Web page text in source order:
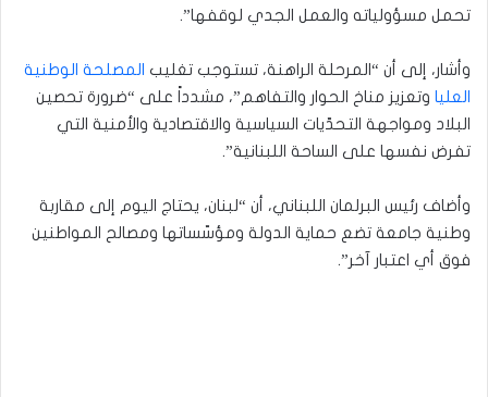
تحمل مسؤولياته والعمل الجدي لوقفها”.
وأشار، إلى أن “المرحلة الراهنة، تستوجب تغليب المصلحة الوطنية
العليا وتعزيز مناخ الحوار والتفاهم”، مشدداً على “ضرورة تحصين
البلاد ومواجهة التحدّيات السياسية والاقتصادية والأمنية التي
تفرض نفسها على الساحة اللبنانية”.
وأضاف رئيس البرلمان اللبناني، أن “لبنان، يحتاج اليوم إلى مقاربة
وطنية جامعة تضع حماية الدولة ومؤسّساتها ومصالح المواطنين
فوق أي اعتبار آخر”.